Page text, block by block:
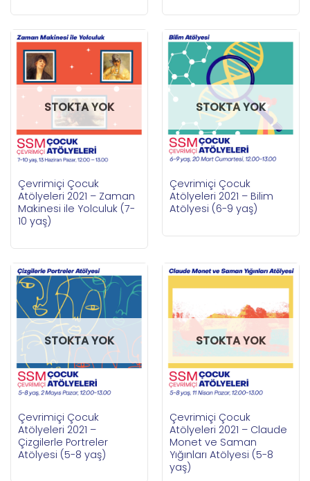
STOKTA YOK
Çevrimiçi Çocuk
Atölyeleri 2021 – Zaman
Makinesi ile Yolculuk (7-
10 yaş)
STOKTA YOK
Çevrimiçi Çocuk
Atölyeleri 2021 – Bilim
Atölyesi (6-9 yaş)
STOKTA YOK
Çevrimiçi Çocuk
Atölyeleri 2021 –
Çizgilerle Portreler
Atölyesi (5-8 yaş)
STOKTA YOK
Çevrimiçi Çocuk
Atölyeleri 2021 – Claude
Monet ve Saman
Yığınları Atölyesi (5-8
yaş)